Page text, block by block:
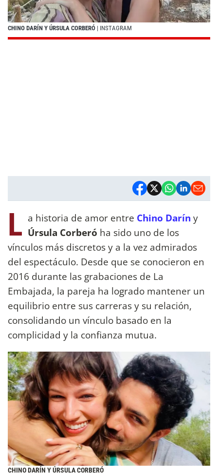
CHINO DARÍN Y ÚRSULA CORBERÓ | INSTAGRAM
L a historia de amor entre Chino Darín y
Úrsula Corberó ha sido uno de los
vínculos más discretos y a la vez admirados
del espectáculo. Desde que se conocieron en
2016 durante las grabaciones de La
Embajada, la pareja ha logrado mantener un
equilibrio entre sus carreras y su relación,
consolidando un vínculo basado en la
complicidad y la confianza mutua.
CHINO DARÍN Y ÚRSULA CORBERÓ